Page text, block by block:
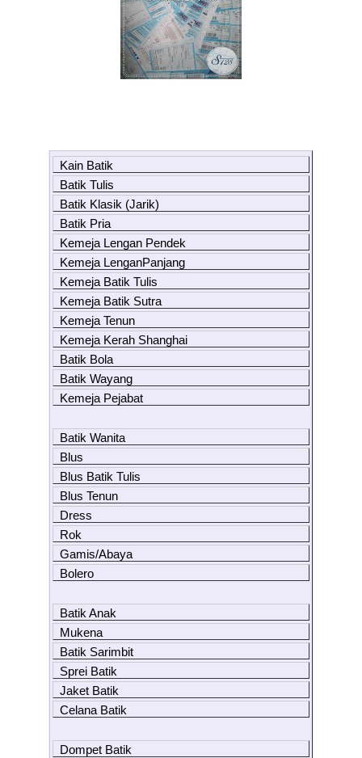
Kain Batik
Batik Tulis
Batik Klasik (Jarik)
Batik Pria
Kemeja Lengan Pendek
Kemeja LenganPanjang
Kemeja Batik Tulis
Kemeja Batik Sutra
Kemeja Tenun
Kemeja Kerah Shanghai
Batik Bola
Batik Wayang
Kemeja Pejabat
Batik Wanita
Blus
Blus Batik Tulis
Blus Tenun
Dress
Rok
Gamis/Abaya
Bolero
Batik Anak
Mukena
Batik Sarimbit
Sprei Batik
Jaket Batik
Celana Batik
Dompet Batik